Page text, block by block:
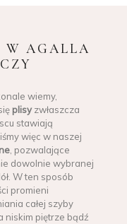
W AGALLA
wiemy,
plisyzwłaszcza
stawiają
więc w naszej
, pozwalające
dowolnie wybranej
W ten sposób
promieni
całej szyby
niskim piętrze bądź